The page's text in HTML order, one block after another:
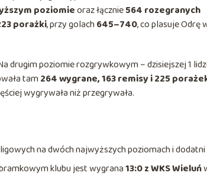
poziomieoraz łącznie564 rozegranych
porażki, przy golach645–740, co plasuje Odrę
drugim poziomie rozgrywkowym – dzisiejszej 1
tam264 wygrane, 163 remisy i 225
wygrywała niż przegrywała.
na dwóch najwyższych poziomach i dodatni
klubu jest wygrana13:0 z WKS Wieluń